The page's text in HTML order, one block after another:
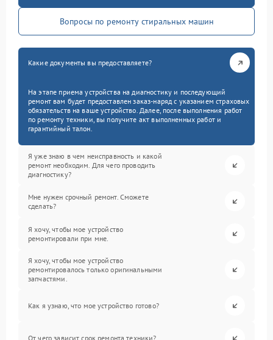
Вопросы по ремонту стиральных машин
Какие документы вы предоставляете?
На этапе приема устройства на диагностику и последующий
ремонт вам будет предоставлен заказ-наряд с указанием страховых
обязательств на ваше устройство. Далее, после выполнения работ
по ремонту техники, вы получите акт выполненных работ и
гарантийный талон.
Я уже знаю в чем неисправность и какой
ремонт необходим. Для чего проводить
диагностику?
Мне нужен срочный ремонт. Сможете
сделать?
Я хочу, чтобы мое устройство
ремонтировали при мне.
Я хочу, чтобы мое устройство
ремонтировалось только оригинальными
запчастями.
Как я узнаю, что мое устройство готово?
От чего зависит срок ремонта техники?